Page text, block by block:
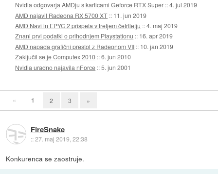
Nvidia odgovarja AMDju s karticami Geforce RTX Super ::4. jul 2019
AMD najavil Radeona RX 5700 XT :: 11. jun 2019
AMD Navi in EPYC 2 prispeta v tretjem četrtletju ::4. maj 2019
Znani prvi podatki o prihodnjem Playstationu :: 16. apr 2019
AMD napada grafični prestol z Radeonom VII :: 10. jan 2019
Zaključil se je Computex 2010 ::6. jun 2010
Nvidia uradno najavila nForce ::5. jun 2001
« 1 2 3 »
FireSnake
::27. maj 2019, 22:38
Konkurenca se zaostruje.